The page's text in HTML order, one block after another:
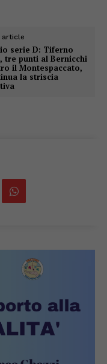
article
serie D: Tiferno
tre punti al Bernicchi
il Montespaccato,
la striscia